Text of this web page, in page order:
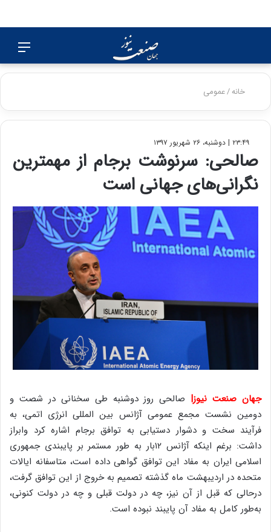
برای
خانه/عمومی
۲۳:۴۹ | دوشنبه، ۲۶ شهریور ۱۳۹۷
صالحی: سرنوشت برجام از مهمترین
نگرانی‌های جهانی است
جهان صنعت نیوز| صالحی روز دوشنبه طی سخنانی در شصت و
دومین نشست مجمع عمومی آژانس بین‌ المللی انرژی اتمی، به
فرآیند سخت و دشوار دستیابی به توافق برجام اشاره کرد وابراز
داشت: برغم اینکه آژانس ۱۲بار به ‌طور مستمر بر پایبندی جمهوری
اسلامی ایران به مفاد این توافق گواهی داده است، متاسفانه ایالات
‌متحده در اردیبهشت ماه گذشته تصمیم به خروج از این توافق گرفت،
درحالی ‌که قبل از آن نیز، چه در دولت قبلی و چه در دولت کنونی،
به‌طور کامل به مفاد آن پایبند نبوده است.